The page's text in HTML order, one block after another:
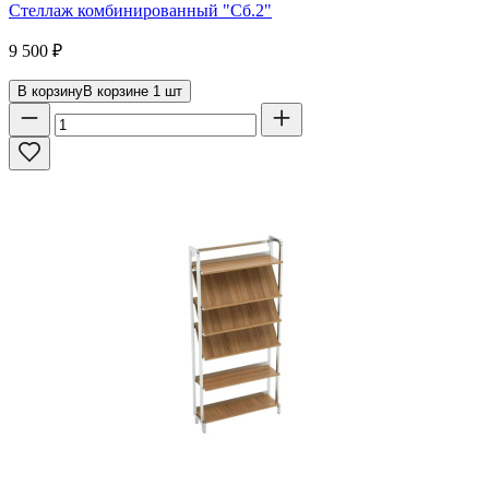
Стеллаж комбинированный "Сб.2"
9 500 ₽
В корзинуВ корзине 1 шт